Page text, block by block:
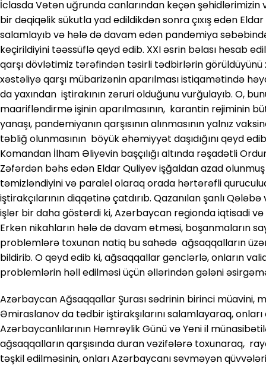
İclasda Vətən uğrunda canlarından keçən
bir dəqiqəlik sükutla yad edildikdən sonra çıxış edən
salamlayıb və hələ də davam edən pandemiya
keçirildiyini təəssüflə qeyd edib. XXI əsrin bəlası hesab
qarşı dövlətimiz tərəfindən təsirli tədbirlərin görüldüyünü
xəstəliyə qarşı mübarizənin aparılması istiqamətində
da yaxından iştirakının zəruri olduğunu vurğulayıb. O,
maarifləndirmə işinin aparılmasının, karantin rejiminin
yanaşı, pandemiyanın qarşısının alınmasının yalnız
təbliğ olunmasının böyük əhəmiyyət daşıdığını qeyd
Komandan İlham Əliyevin başçılığı altında rəşadətli
Zəfərdən bəhs edən Eldar Quliyev işğaldan azad
təmizləndiyini və paralel olaraq orada hərtərəfli
iştirakçılarının diqqətinə çatdırıb. Qazanılan şanlı
işlər bir daha göstərdi ki, Azərbaycan regionda iqtisadi
Erkən nikahların hələ də davam etməsi, boşanmaların
problemlərə toxunan natiq bu sahədə ağsaqqalların
bildirib. O qeyd edib ki, ağsaqqallar gənclərlə, onların
problemlərin həll edilməsi üçün əllərindən gələni
Azərbaycan Ağsaqqallar Şurası sədrinin birinci müavini,
Əmiraslanov da tədbir iştirakşılarını salamlayaraq,
Azərbaycanlılarının Həmrəylik Günü və Yeni il
ağsaqqalların qarşısında duran vəzifələrə toxunaraq,
təşkil edilməsinin, onları Azərbaycanı sevməyən